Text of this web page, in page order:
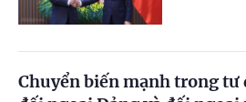
Chuyển biến mạnh trong tư